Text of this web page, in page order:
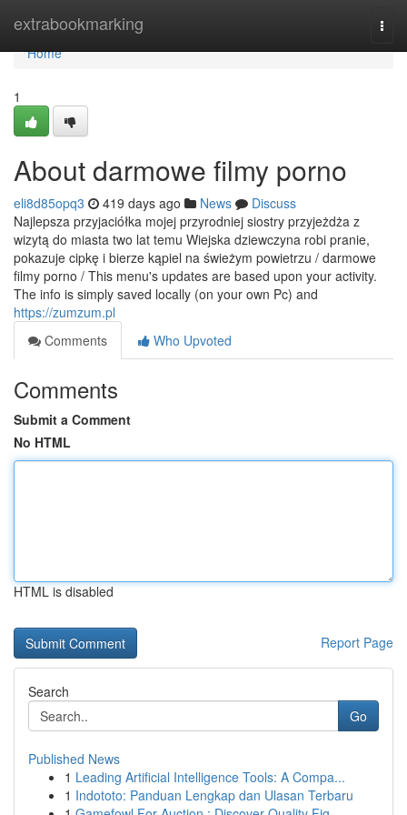
extrabookmarking
Home
Home
1
About darmowe filmy porno
eli8d85opq3 419 days ago News
Discuss
Najlepsza przyjaciółka mojej przyrodniej siostry przyjeżdża z
wizytą do miasta two lat temu Wiejska dziewczyna robi pranie,
pokazuje cipkę i bierze kąpiel na świeżym powietrzu / darmowe
filmy porno / This menu's updates are based upon your activity.
The info is simply saved locally (on your own Pc) and
https://zumzum.pl
Comments
Who Upvoted
Comments
Submit a Comment
No HTML
HTML is disabled
Report Page
Search
Go
Published News
1 Leading Artificial Intelligence Tools: A Compa...
1 Indototo: Panduan Lengkap dan Ulasan Terbaru